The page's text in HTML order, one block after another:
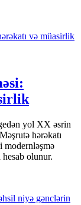
yol XX əsrin
hərəkatı
modernləşmə
olunur.